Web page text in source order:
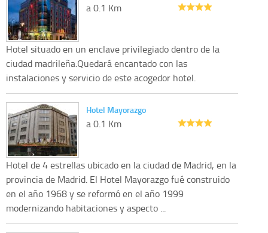
a 0.1 Km
Hotel situado en un enclave privilegiado dentro de la
ciudad madrileña.Quedará encantado con las
instalaciones y servicio de este acogedor hotel.
Hotel Mayorazgo
a 0.1 Km
Hotel de 4 estrellas ubicado en la ciudad de Madrid, en la
provincia de Madrid. El Hotel Mayorazgo fué construido
en el año 1968 y se reformó en el año 1999
modernizando habitaciones y aspecto ...